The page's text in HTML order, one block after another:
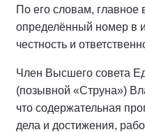
По его словам, главное
определённый номер в
честность и
Член Высшего совета
(позывной «Струна»)
что содержательная
дела и достижения,